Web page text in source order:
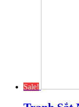
Sale!